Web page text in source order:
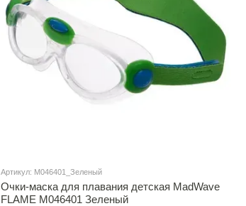
Артикул: M046401_Зеленый
Очки-маска для плавания детская MadWave
FLAME M046401 Зеленый